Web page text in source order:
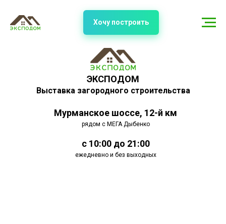
ЭКСПОДОМ
Выставка загородного строительства
Мурманское шоссе, 12-й км
рядом с МЕГА Дыбенко
с 10:00 до 21:00
ежедневно и без выходных
Хочу построить